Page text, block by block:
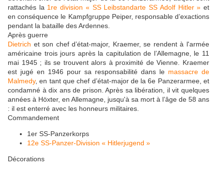
rattachés la 1re division « SS Leibstandarte SS Adolf Hitler » et
en conséquence le Kampfgruppe Peiper, responsable d’exactions
pendant la bataille des Ardennes.
Après guerre
Dietrich et son chef d’état-major, Kraemer, se rendent à l'armée
américaine trois jours après la capitulation de l’Allemagne, le 11
mai 1945 ; ils se trouvent alors à proximité de Vienne. Kraemer
est jugé en 1946 pour sa responsabilité dans le massacre de
Malmedy, en tant que chef d’état-major de la 6e Panzerarmee, et
condamné à dix ans de prison. Après sa libération, il vit quelques
années à Höxter, en Allemagne, jusqu'à sa mort à l’âge de 58 ans
: il est enterré avec les honneurs militaires.
Commandement
1er SS-Panzerkorps
12e SS-Panzer-Division « Hitlerjugend »
Décorations